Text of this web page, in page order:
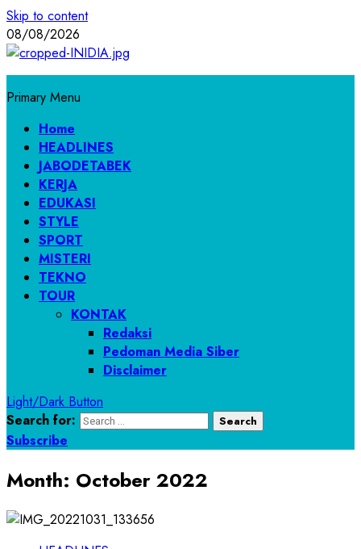
Skip to content
08/08/2026
Primary Menu
Home
HEADLINES
JABODETABEK
KERJA
EDUKASI
STYLE
SPORT
MISTERI
TEKNO
TOUR
KONTAK
Redaksi
Pedoman Media Siber
Disclaimer
Light/Dark Button
Search for:
Subscribe
Month: October 2022